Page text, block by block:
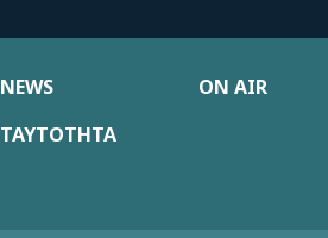
NEWS ON AIR
ΤΑΥΤΟΤΗΤΑ